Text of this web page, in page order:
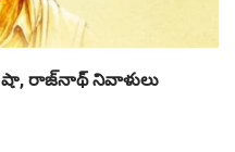
రాజ్‌నాథ్ నివాళులు